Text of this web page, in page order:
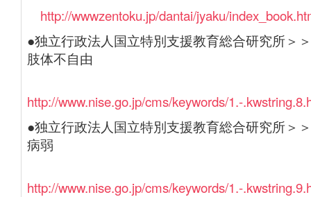
http://wwwzentoku.jp/dantai/jyaku/
●独立行政法人国立特別支援教育総合研究所＞
肢体不自由
http://www.nise.go.jp/cms/keywords/1.-
●独立行政法人国立特別支援教育総合研究所＞
病弱
http://www.nise.go.jp/cms/keywords/1.-